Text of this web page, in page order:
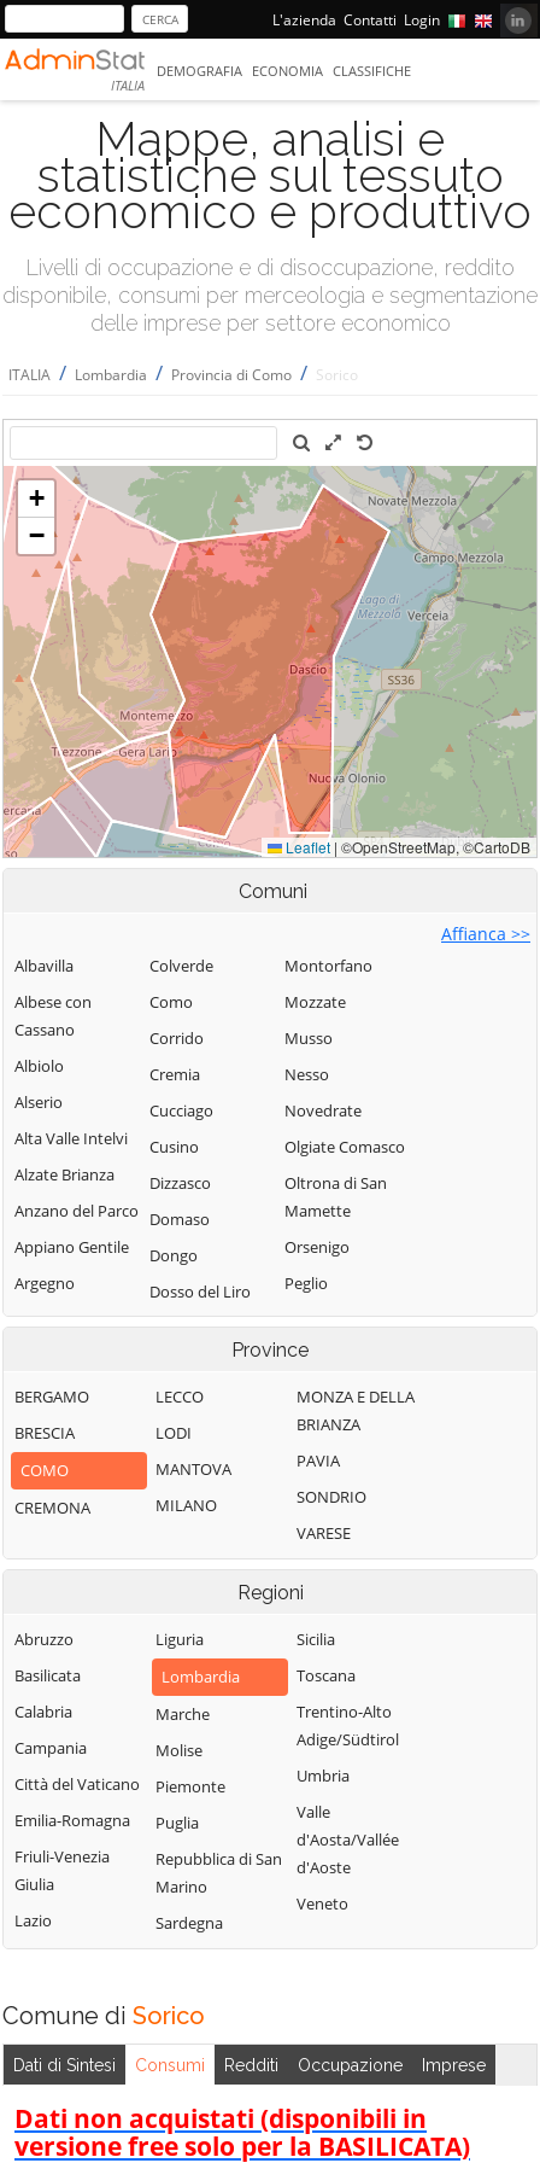
L'azienda Contatti Login
ITALIA
DEMOGRAFIA ECONOMIA CLASSIFICHE
Mappe, analisi e
statistiche sul tessuto
economico e produttivo
Livelli di occupazione e di disoccupazione, reddito
disponibile, consumi per merceologia e segmentazione
delle imprese per settore economico
ITALIA / Lombardia / Provincia di Como / Sorico
Comuni
Affianca >>
Albavilla
Albese con
Cassano
Albiolo
Alserio
Alta Valle Intelvi
Alzate Brianza
Anzano del Parco
Appiano Gentile
Argegno
Arosio
Barni
Bellagio
Bene Lario
Beregazzo con
Binago
Blessagno
Blevio
Bregnano
Brenna
Brienno
Brunate
Bulgarograsso
Cabiate
Cadorago
Canzo
Capiago
Intimiano
Colverde
Como
Corrido
Cremia
Cucciago
Cusino
Dizzasco
Domaso
Dongo
Dosso del Liro
Erba
Faggeto Lario
Faloppio
Fenegrò
Figino Serenza
Grandate
Grandola ed Uniti
Gravedona ed
Uniti
Griante
Guanzate
Inverigo
Laglio
Laino
Lasnigo
Lezzeno
Limido Comasco
Lipomo
Livo
Montorfano
Mozzate
Musso
Nesso
Novedrate
Olgiate Comasco
Oltrona di San
Mamette
Orsenigo
Peglio
Pianello del Lario
Pigra
Plesio
Pognana Lario
Ponna
Ponte Lambro
Porlezza
Proserpio
Rezzago
Rodero
Rovellasca
Rovello Porro
San Nazzaro Val
Schignano
Senna Comasco
Solbiate con
Cagno
Province
BERGAMO
BRESCIA
COMO
CREMONA
LECCO
LODI
MANTOVA
MILANO
MONZA E DELLA
BRIANZA
PAVIA
SONDRIO
VARESE
Regioni
Abruzzo
Basilicata
Calabria
Campania
Città del Vaticano
Emilia-Romagna
Friuli-Venezia
Giulia
Lazio
Liguria
Lombardia
Marche
Molise
Piemonte
Puglia
Repubblica di San
Marino
Sardegna
Sicilia
Toscana
Trentino-Alto
Adige/Südtirol
Umbria
Valle
d'Aosta/Vallée
d'Aoste
Veneto
Comune di Sorico
Dati di Sintesi Consumi Redditi Occupazione Imprese
Dati non acquistati (disponibili in
versione free solo per la BASILICATA)